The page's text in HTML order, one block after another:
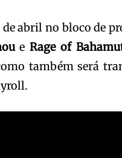
abril no bloco de
eRage of
também será